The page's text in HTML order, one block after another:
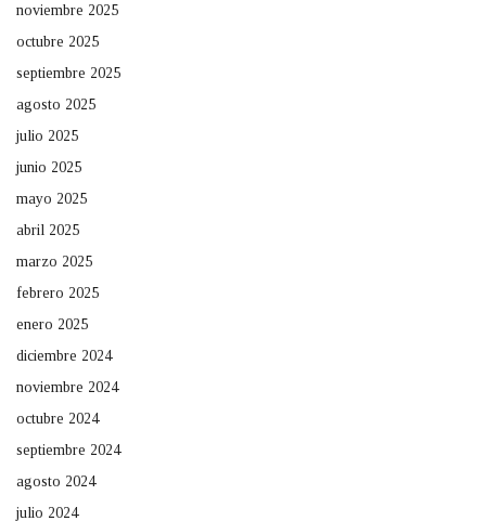
noviembre 2025
octubre 2025
septiembre 2025
agosto 2025
julio 2025
junio 2025
mayo 2025
abril 2025
marzo 2025
febrero 2025
enero 2025
diciembre 2024
noviembre 2024
octubre 2024
septiembre 2024
agosto 2024
julio 2024